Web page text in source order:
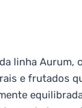
linha
e frutados